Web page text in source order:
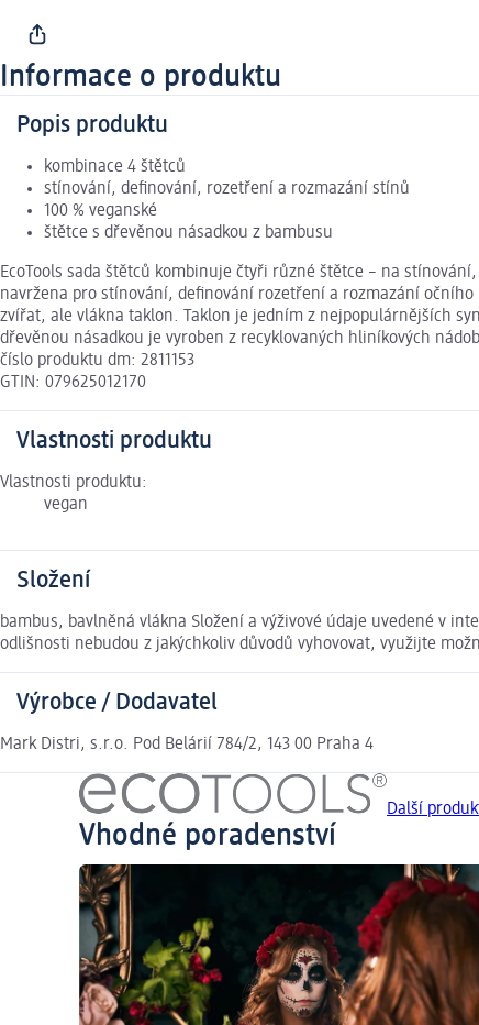
Informace o produktu
Popis produktu
kombinace 4 štětců
stínování, definování, rozetření a rozmazání stínů
100 % veganské
štětce s dřevěnou násadkou z bambusu
EcoTools sada štětců kombinuje čtyři různé štětce – na
navržena pro stínování, definování rozetření a rozmazání
zvířat, ale vlákna taklon. Taklon je jedním z nejpopulárnějších
dřevěnou násadkou je vyroben z recyklovaných hliníkových
číslo produktu dm: 2811153
GTIN: 079625012170
Vlastnosti produktu
Vlastnosti produktu:
vegan
Složení
bambus, bavlněná vlákna Složení a výživové údaje uvedené v
odlišnosti nebudou z jakýchkoliv důvodů vyhovovat, využijte
Výrobce / Dodavatel
Mark Distri, s.r.o. Pod Belárií 784/2, 143 00 Praha 4
Další
Vhodné poradenství